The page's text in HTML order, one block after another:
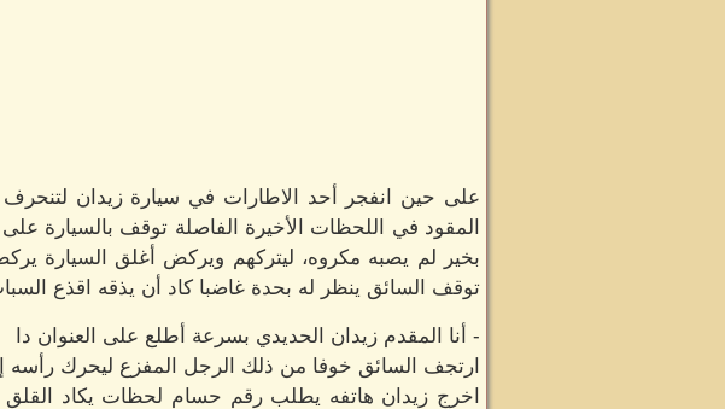
على حين انفجر أحد الاطارات في سيارة زيدان
المقود في اللحظات الأخيرة الفاصلة توقف بالسيارة
بخير لم يصبه مكروه، ليتركهم ويركض أغلق
توقف السائق ينظر له بحدة غاضبا كاد أن يذقه اقذع
- أنا المقدم زيدان الحديدي بسرعة أطلع على العنوان دا
ارتجف السائق خوفا من ذلك الرجل المفزع ليحرك رأسه
اخرج زيدان هاتفه يطلب رقم حسام لحظات يكاد